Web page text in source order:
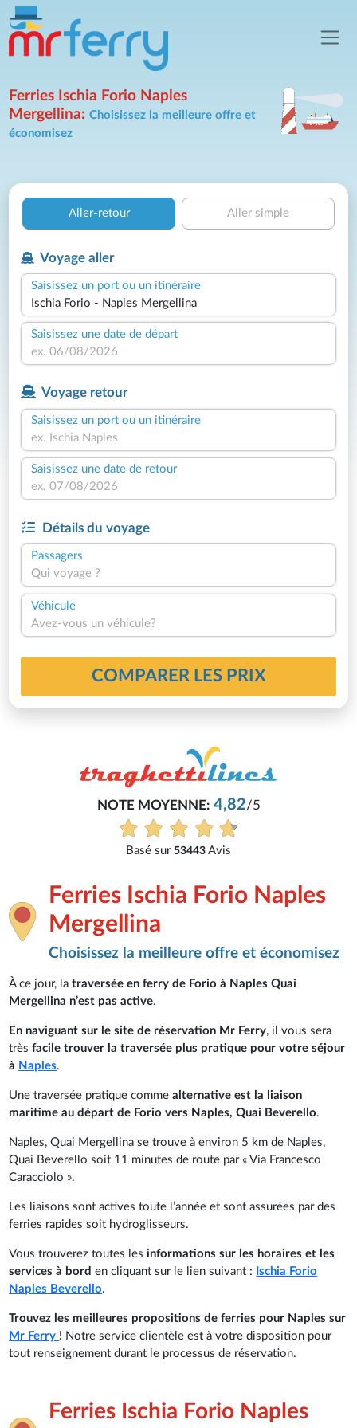
Ferries Ischia Forio Naples
Mergellina:Choisissez la meilleure offre et
économisez
Aller-retour Aller simple
Voyage aller
Saisissez un port ou un itinéraire
Saisissez une date de départ
Voyage retour
Saisissez un port ou un itinéraire
Saisissez une date de retour
Détails du voyage
Passagers
Qui voyage ?
Véhicule
Avez-vous un véhicule?
COMPARER LES PRIX
NOTE MOYENNE:4,82/5
Basé sur 53443 Avis
Ferries Ischia Forio Naples
Mergellina
Choisissez la meilleure offre et économisez
À ce jour, latraversée en ferry de Forio à Naples Quai
Mergellina n’est pas active.
En naviguant sur le site de réservation Mr Ferry, il vous sera
trèsfacile trouver la traversée plus pratique pour votre séjour
à Naples.
Une traversée pratique commealternative est la liaison
maritime au départ de Forio vers Naples, Quai Beverello.
Naples, Quai Mergellina se trouve à environ 5 km de Naples,
Quai Beverello soit 11 minutes de route par « Via Francesco
Caracciolo ».
Les liaisons sont actives toute l’année et sont assurées par des
ferries rapides soit hydroglisseurs.
Vous trouverez toutes lesinformations sur les horaires et les
services à borden cliquant sur le lien suivant : Ischia Forio
Naples Beverello.
Trouvez les meilleures propositions de ferries pour Naples sur
Mr Ferry ! Notre service clientèle est à votre disposition pour
tout renseignement durant le processus de réservation.
Ferries Ischia Forio Naples